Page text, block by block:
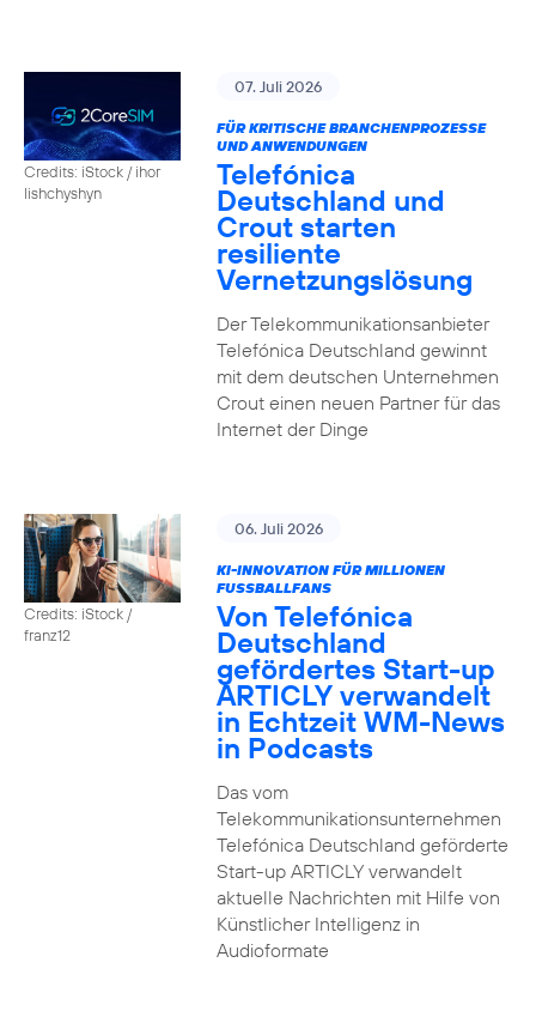
Credits: iStock / ihor
lishchyshyn
07. Juli 2026
FÜR KRITISCHE BRANCHENPROZESSE
UND ANWENDUNGEN
Telefónica
Deutschland und
Crout starten
resiliente
Vernetzungslösung
Der Telekommunikationsanbieter
Telefónica Deutschland gewinnt
mit dem deutschen Unternehmen
Crout einen neuen Partner für das
Internet der Dinge
Credits: iStock /
franz12
06. Juli 2026
KI-INNOVATION FÜR MILLIONEN
FUSSBALLFANS
Von Telefónica
Deutschland
gefördertes Start-up
ARTICLY verwandelt
in Echtzeit WM-News
in Podcasts
Das vom
Telekommunikationsunternehmen
Telefónica Deutschland geförderte
Start-up ARTICLY verwandelt
aktuelle Nachrichten mit Hilfe von
Künstlicher Intelligenz in
Audioformate